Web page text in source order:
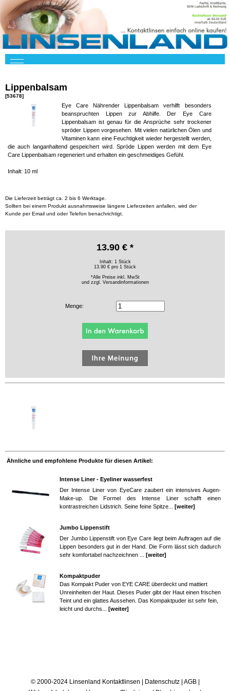
Lippenbalsam
[53678]
Eye Care Nährender Lippenbalsam verhilft besonders
beanspruchten Lippen zur Abhilfe. Der Eye Care
Lippenbalsam ist genau für die Ansprüche sehr trockener
spröder Lippen vorgesehen. Mit vielen natürlichen Ölen und
Vitaminen kann eine Feuchtigkeit wieder hergestellt werden,
die auch langanhaltend gespeichert wird. Spröde Lippen werden mit dem Eye
Care Lippenbalsam regeneriert und erhalten ein geschmeidiges Gefühl.
Inhalt: 10 ml
Die Lieferzeit beträgt ca. 2 bis 6 Werktage.
Sollten bei einem Produkt ausnahmsweise längere Lieferzeiten anfallen, wird der
Kunde per Email und oder Telefon benachrichtigt.
13.90 € *
Inhalt: 1 Stück
13.90 € pro 1 Stück
*Alle Preise inkl. MwSt
und zzgl. Versandinformationen
Menge:
Ähnliche und empfohlene Produkte für diesen Artikel:
Intense Liner - Eyeliner wasserfest
Der Intense Liner von EyeCare zaubert ein intensives Augen-
Make-up. Die Formel des Intense Liner schafft einen
kontrastreichen Lidstrich. Seine feine Spitze... [weiter]
Jumbo Lippenstift
Der Jumbo Lippenstift von Eye Care liegt beim Auftragen auf die
Lippen besonders gut in der Hand. Die Form lässt sich dadurch
sehr komfortabel nachzeichnen ... [weiter]
Kompaktpuder
Das Kompakt Puder von EYE CARE überdeckt und mattiert
Unreinheiten der Haut. Dieses Puder gibt der Haut einen frischen
Teint und ein glattes Aussehen. Das Kompaktpuder ist sehr fein,
leicht und durchs... [weiter]
© 2000-2024 Linsenland Kontaktlinsen | Datenschutz| AGB|